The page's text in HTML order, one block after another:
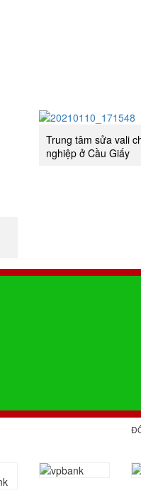
Trung tâm sửa vali
nghiệp ở Cầu Giấy